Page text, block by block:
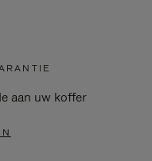
aan uw koffer